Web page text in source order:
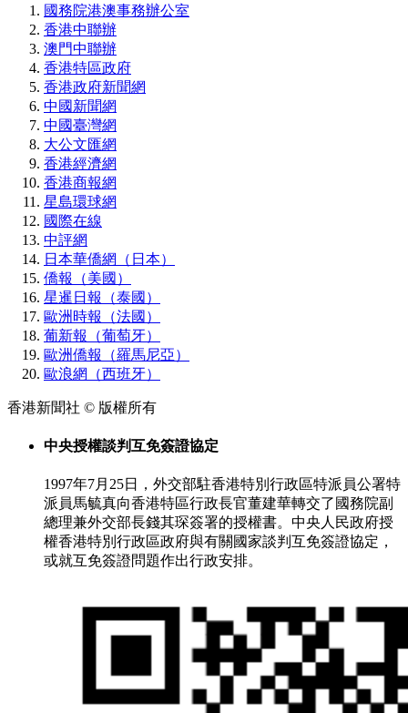
國務院港澳事務辦公室
香港中聯辦
澳門中聯辦
香港特區政府
香港政府新聞網
中國新聞網
中國臺灣網
大公文匯網
香港經濟網
香港商報網
星島環球網
國際在線
中評網
日本華僑網（日本）
僑報（美國）
星暹日報（泰國）
歐洲時報（法國）
葡新報（葡萄牙）
歐洲僑報（羅馬尼亞）
歐浪網（西班牙）
香港新聞社 © 版權所有
中央授權談判互免簽證協定
1997年7月25日，外交部駐香港特別行政區特派員公署特
派員馬毓真向香港特區行政長官董建華轉交了國務院副
總理兼外交部長錢其琛簽署的授權書。中央人民政府授
權香港特別行政區政府與有關國家談判互免簽證協定，
或就互免簽證問題作出行政安排。